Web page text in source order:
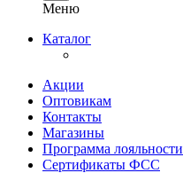
Меню
Каталог
Акции
Оптовикам
Контакты
Магазины
Программа лояльности
Сертификаты ФСС